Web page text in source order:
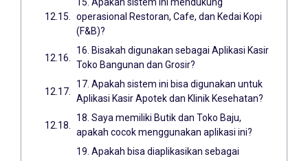
operasional Restoran, Cafe, dan Kedai Kopi
(F&B)?
16. Bisakah digunakan sebagai Aplikasi Kasir
Toko Bangunan dan Grosir?
17. Apakah sistem ini bisa digunakan untuk
Aplikasi Kasir Apotek dan Klinik Kesehatan?
18. Saya memiliki Butik dan Toko Baju,
apakah cocok menggunakan aplikasi ini?
19. Apakah bisa diaplikasikan sebagai